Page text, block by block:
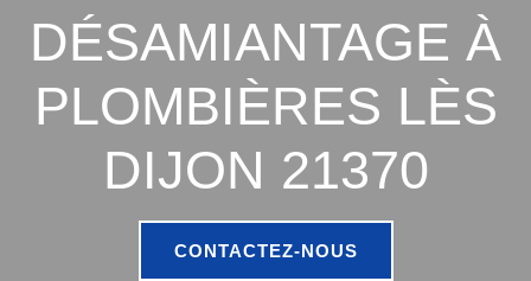
DÉSAMIANTAGE À
PLOMBIÈRES LÈS
DIJON 21370
CONTACTEZ-NOUS